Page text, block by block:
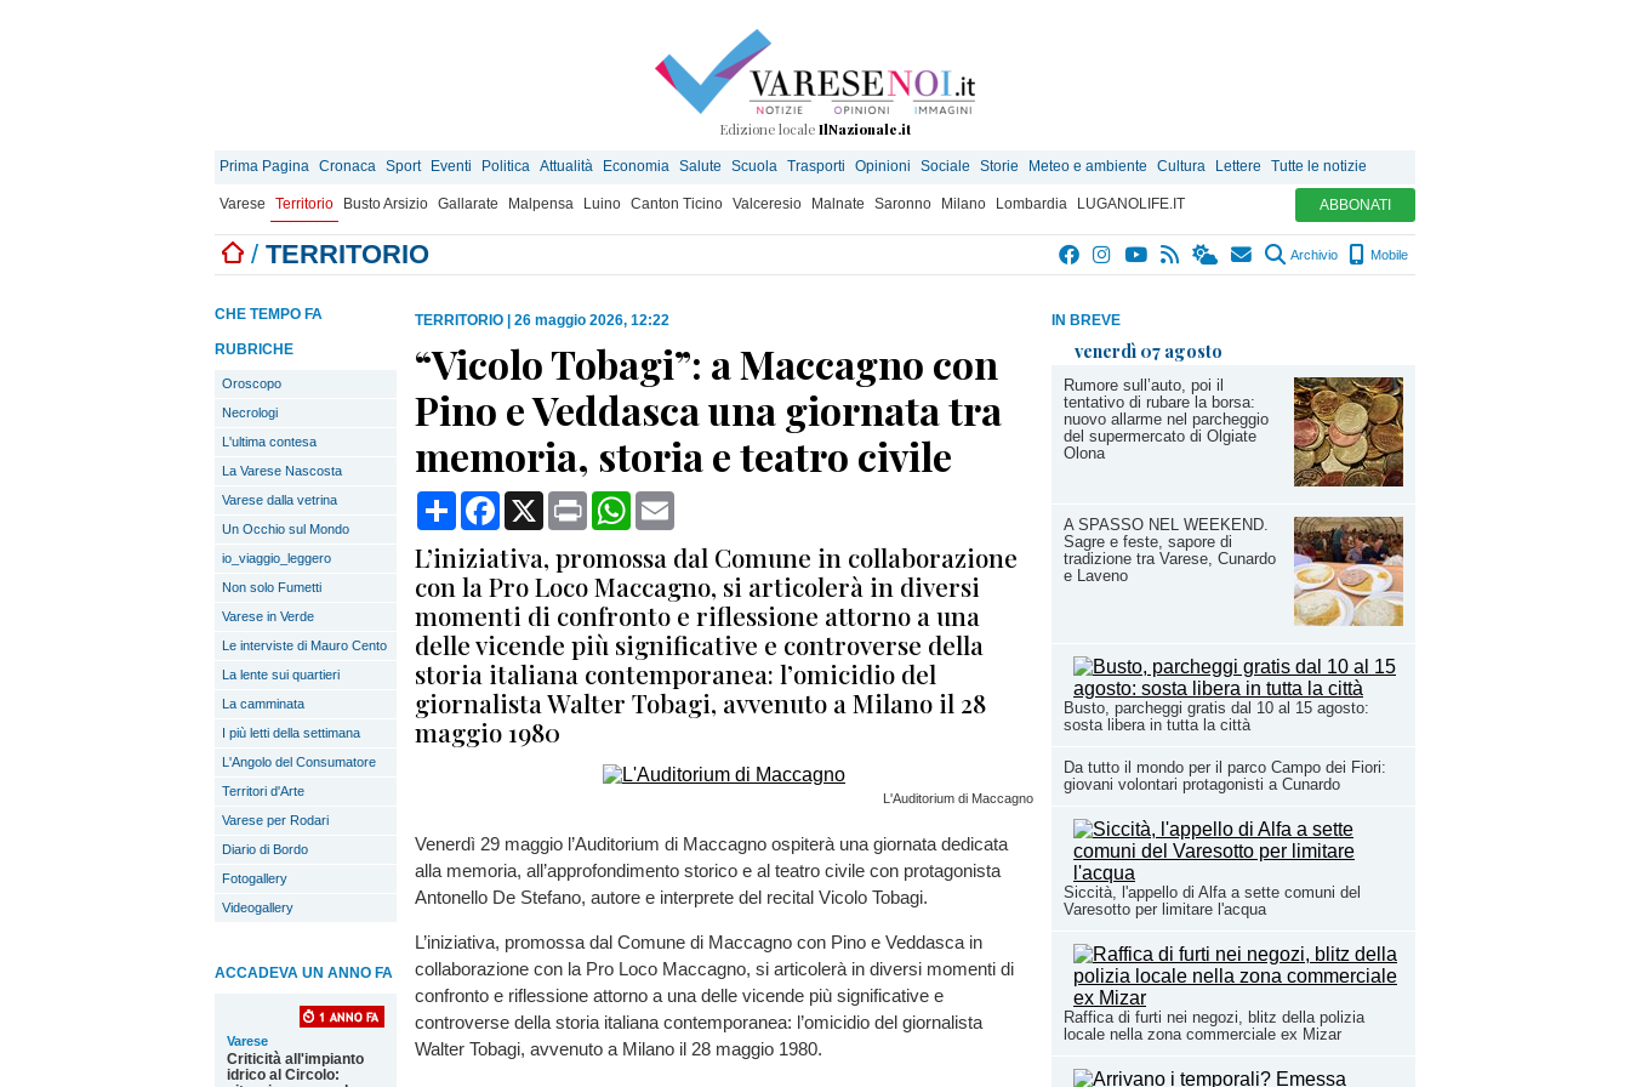
Edizione locale IlNazionale.it
Prima Pagina Cronaca Sport Eventi Politica Attualità Economia Salute Scuola Trasporti Opinioni Sociale Storie Meteo e ambiente Cultura Lettere Tutte le notizie
Varese Territorio Busto Arsizio Gallarate Malpensa Luino Canton Ticino Valceresio Malnate Saronno Milano Lombardia LUGANOLIFE.IT ABBONATI
/ TERRITORIO Archivio Mobile
IN BREVE
venerdì 07 agosto
Rumore sull’auto, poi il
tentativo di rubare la borsa:
nuovo allarme nel parcheggio
del supermercato di Olgiate
Olona
A SPASSO NEL WEEKEND.
Sagre e feste, sapore di
tradizione tra Varese, Cunardo
e Laveno
Busto, parcheggi gratis dal 10 al 15 agosto:
sosta libera in tutta la città
Da tutto il mondo per il parco Campo dei Fiori:
giovani volontari protagonisti a Cunardo
Siccità, l'appello di Alfa a sette comuni del
Varesotto per limitare l'acqua
Raffica di furti nei negozi, blitz della polizia
locale nella zona commerciale ex Mizar
CHE TEMPO FA
RUBRICHE
Oroscopo
Necrologi
L'ultima contesa
La Varese Nascosta
Varese dalla vetrina
Un Occhio sul Mondo
io_viaggio_leggero
Non solo Fumetti
Varese in Verde
Le interviste di Mauro Cento
La lente sui quartieri
La camminata
I più letti della settimana
L'Angolo del Consumatore
Territori d'Arte
Varese per Rodari
Diario di Bordo
Fotogallery
Videogallery
ACCADEVA UN ANNO FA
Varese
Criticità all'impianto
idrico al Circolo:
TERRITORIO 26 maggio 2026, 12:22
“Vicolo Tobagi”: a Maccagno con
Pino e Veddasca una giornata tra
memoria, storia e teatro civile
CondividiFacebook
X Print WhatsApp
L’iniziativa, promossa dal Comune in collaborazione
con la Pro Loco Maccagno, si articolerà in diversi
momenti di confronto e riflessione attorno a una
delle vicende più significative e controverse della
storia italiana contemporanea: l’omicidio del
giornalista Walter Tobagi, avvenuto a Milano il 28
maggio 1980
L'Auditorium di Maccagno
Venerdì 29 maggio l’Auditorium di Maccagno ospiterà una giornata dedicata
alla memoria, all’approfondimento storico e al teatro civile con protagonista
Antonello De Stefano, autore e interprete del recital Vicolo Tobagi.
L’iniziativa, promossa dal Comune di Maccagno con Pino e Veddasca in
collaborazione con la Pro Loco Maccagno, si articolerà in diversi momenti di
confronto e riflessione attorno a una delle vicende più significative e
controverse della storia italiana contemporanea: l’omicidio del giornalista
Walter Tobagi, avvenuto a Milano il 28 maggio 1980.